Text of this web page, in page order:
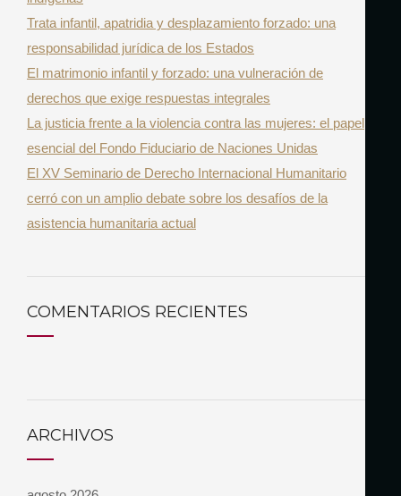
r
:
Trata infantil, apatridia y desplazamiento forzado: una
responsabilidad jurídica de los Estados
El matrimonio infantil y forzado: una vulneración de
derechos que exige respuestas integrales
La justicia frente a la violencia contra las mujeres: el papel
esencial del Fondo Fiduciario de Naciones Unidas
El XV Seminario de Derecho Internacional Humanitario
cerró con un amplio debate sobre los desafíos de la
asistencia humanitaria actual
COMENTARIOS RECIENTES
ARCHIVOS